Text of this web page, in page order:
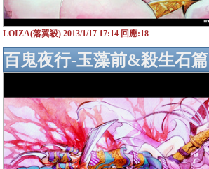
LOIZA(落翼殺) 2013/1/17 17:14 回應:18
百鬼夜行-玉藻前&殺生石篇